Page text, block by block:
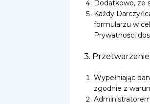
Dodatkowo, ze
Każdy
formularzu w
Prywatności
3.
Wypełniając
zgodnie z